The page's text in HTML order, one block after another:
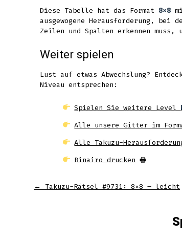
Diese Tabelle hat das Format 8x8
ausgewogene Herausforderung, bei
Zeilen und Spalten erkennen muss,
Weiter spielen
Lust auf etwas Abwechslung?
Niveau entsprechen:
Spielen Sie weitere Level
Alle unsere Gitter im
Alle Takuzu-
Binairo drucken 🖶
← Takuzu-Rätsel #9731: 8×8 – leicht